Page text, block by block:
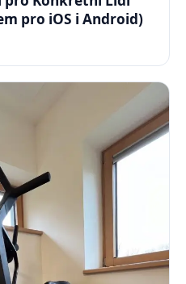
pro iOS i Android)